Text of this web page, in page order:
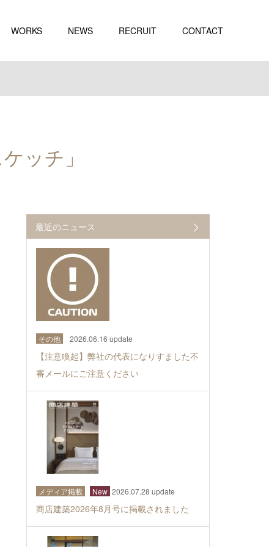
WORKS NEWS RECRUIT CONTACT
ッチ」
最近のニュース
その他 2026.06.16 update
【注意喚起】弊社の代表になりすました不
審メールにご注意ください
メディア掲載 New 2026.07.28 update
商店建築2026年8月号に掲載されました